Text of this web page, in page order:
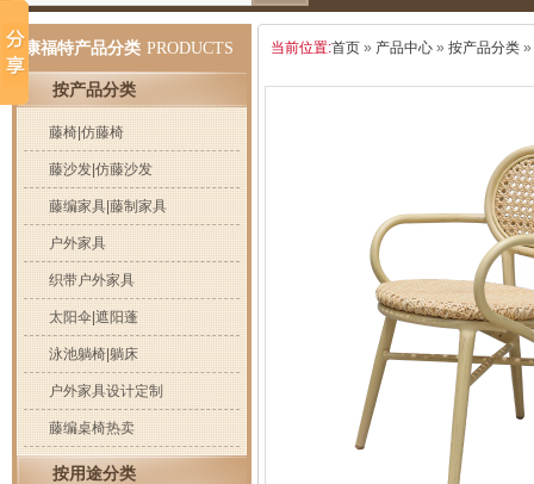
康福特产品分类 PRODUCTS
按产品分类
藤椅|仿藤椅
藤沙发|仿藤沙发
藤编家具|藤制家具
户外家具
织带户外家具
太阳伞|遮阳蓬
泳池躺椅|躺床
户外家具设计定制
藤编桌椅热卖
按用途分类
当前位置:首页 » 产品中心 » 按产品分类 »